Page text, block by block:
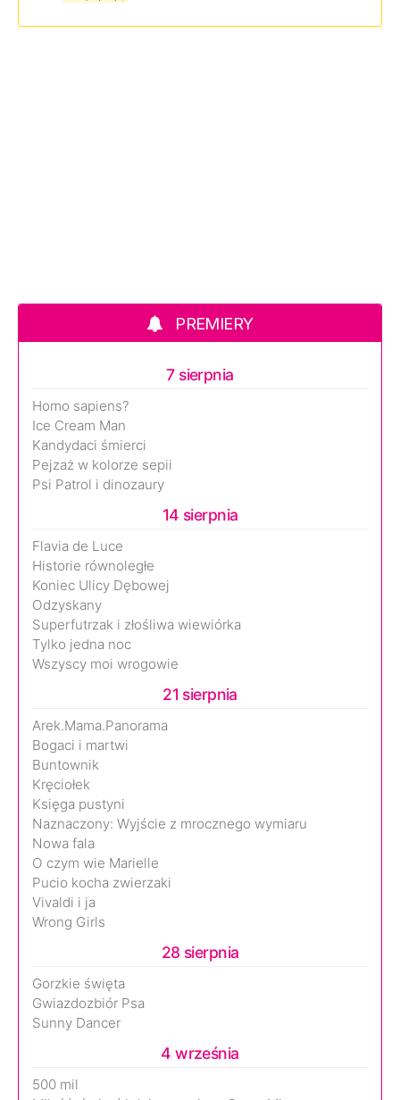
PREMIERY
7 sierpnia
Homo sapiens?
Ice Cream Man
Kandydaci śmierci
Pejzaż w kolorze sepii
Psi Patrol i dinozaury
14 sierpnia
Flavia de Luce
Historie równoległe
Koniec Ulicy Dębowej
Odzyskany
Superfutrzak i złośliwa wiewiórka
Tylko jedna noc
Wszyscy moi wrogowie
21 sierpnia
Arek.Mama.Panorama
Bogaci i martwi
Buntownik
Kręciołek
Księga pustyni
Naznaczony: Wyjście z mrocznego wymiaru
Nowa fala
O czym wie Marielle
Pucio kocha zwierzaki
Vivaldi i ja
Wrong Girls
28 sierpnia
Gorzkie święta
Gwiazdozbiór Psa
Sunny Dancer
4 września
500 mil